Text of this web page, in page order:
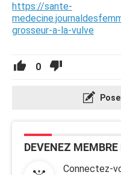
https://sante-
grosseur-a-la-vulve
0
DEVENEZ
Connectez-